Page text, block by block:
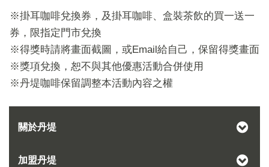
※掛耳咖啡兌換券，及掛耳咖啡、盒裝茶飲的買一送一
券，限指定門市兌換
※得獎時請將畫面截圖，或Email給自己，保留得獎畫面
※獎項兌換，恕不與其他優惠活動合併使用
※丹堤咖啡保留調整本活動內容之權
關於丹堤
加盟丹堤